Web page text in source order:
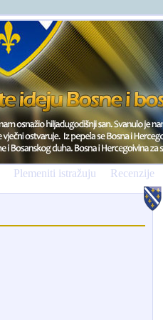
Plemeniti istražuju Recenzije